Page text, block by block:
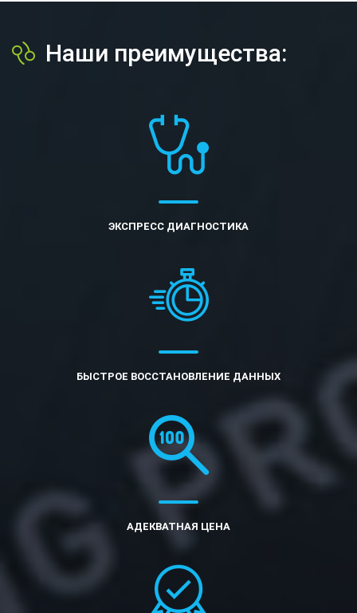
Наши преимущества:
ЭКСПРЕСС ДИАГНОСТИКА
БЫСТРОЕ ВОССТАНОВЛЕНИЕ ДАННЫХ
АДЕКВАТНАЯ ЦЕНА